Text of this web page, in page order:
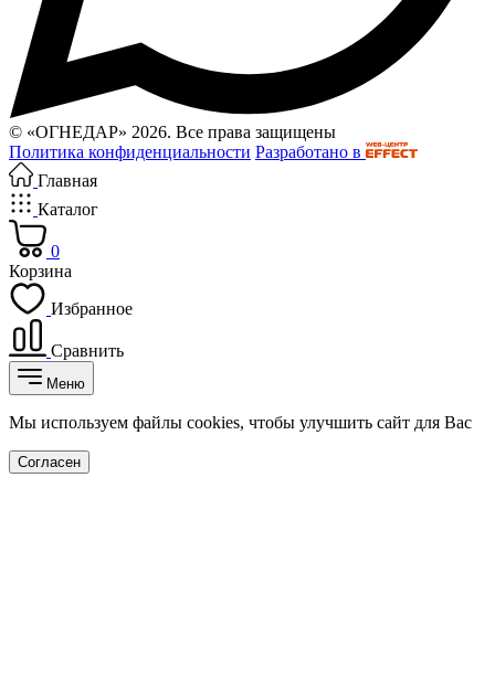
© «ОГНЕДАР» 2026. Все права защищены
Политика конфиденциальности Разработано в
Главная
Каталог
0
Корзина
Избранное
Сравнить
Меню
Мы используем файлы cookies, чтобы улучшить сайт для Вас
Согласен